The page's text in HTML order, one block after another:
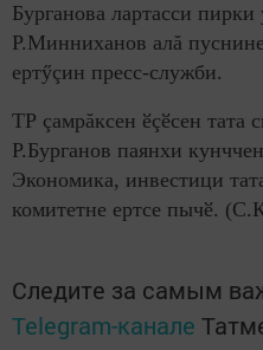
Бурганова лартасси
Р.Минниханов алă
ертӳçин пресс-служби.
ТР çамрăксен ӗçӗсен тата
Р.Бурганов паянхи
Экономика, инвестици
комитетне ертсе пычӗ.
Следите за самым
Telegram-канале